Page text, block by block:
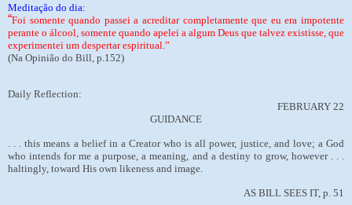
Meditação do dia:
“Foi somente quando passei a acreditar completamente que eu era impotente
perante o álcool, somente quando apelei a algum Deus que talvez existisse, que
experimentei um despertar espiritual.”
(Na Opinião do Bill, p.152)
Daily Reflection:
FEBRUARY 22
GUIDANCE
. . . this means a belief in a Creator who is all power, justice, and love; a God
who intends for me a purpose, a meaning, and a destiny to grow, however . . .
haltingly, toward His own likeness and image.
AS BILL SEES IT, p. 51